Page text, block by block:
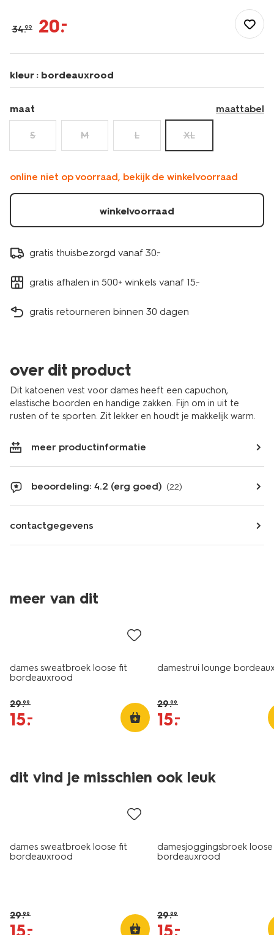
sweatvest-
36000426.html
34.99 20.–
kleur : bordeauxrood
maat maattabel
S M L XL
online niet op voorraad, bekijk de winkelvoorraad
winkelvoorraad
gratis thuisbezorgd vanaf 30.-
gratis afhalen in 500+ winkels vanaf 15.-
gratis retourneren binnen 30 dagen
over dit product
Dit katoenen vest voor dames heeft een capuchon,
elastische boorden en handige zakken. Fijn om in uit te
rusten of te sporten. Zit lekker en houdt je makkelijk warm.
meer productinformatie
beoordeling: 4.2 (erg goed) (22)
contactgegevens
meer van dit
korting
dames sweatbroek loose fit
bordeauxrood
29.99
15.
–
damestrui lounge
29.99
15.
–
dit vind je misschien ook leuk
korting
dames sweatbroek loose fit
bordeauxrood
29.99
15.
–
sale
damesjoggingsbroek
bordeauxrood
29.99
15.
–